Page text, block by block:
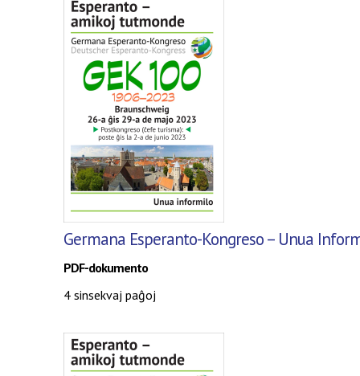
Germana Esperanto-Kongreso – Unua
PDF-dokumento
4 sinsekvaj paĝoj